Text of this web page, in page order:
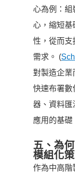
心為例：組
心，縮短基
性，從而支
需求。 (
對製造企業
快速布署數
器、資料匯
應用的基礎
五、為
模組化
作為中高階